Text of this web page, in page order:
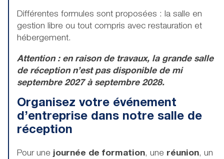
Différentes formules sont proposées : la salle en
gestion libre ou tout compris avec restauration et
hébergement.
Attention : en raison de travaux, la grande salle
de réception n’est pas disponible de mi
septembre 2027 à septembre 2028.
Organisez votre événement
d’entreprise dans notre salle de
réception
Pour une journée de formation, une réunion, un